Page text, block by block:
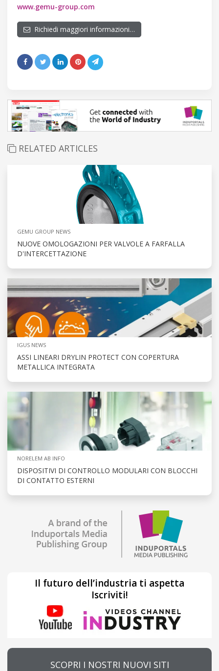
www.gemu-group.com
Richiedi maggiori informazioni…
RELATED ARTICLES
GEMU GROUP NEWS
NUOVE OMOLOGAZIONI PER VALVOLE A FARFALLA
D'INTERCETTAZIONE
IGUS NEWS
ASSI LINEARI DRYLIN PROTECT CON COPERTURA
METALLICA INTEGRATA
NORELEM AB INFO
DISPOSITIVI DI CONTROLLO MODULARI CON BLOCCHI
DI CONTATTO ESTERNI
Il futuro dell’industria ti aspetta
Iscriviti!
SCOPRI I NOSTRI NUOVI SITI